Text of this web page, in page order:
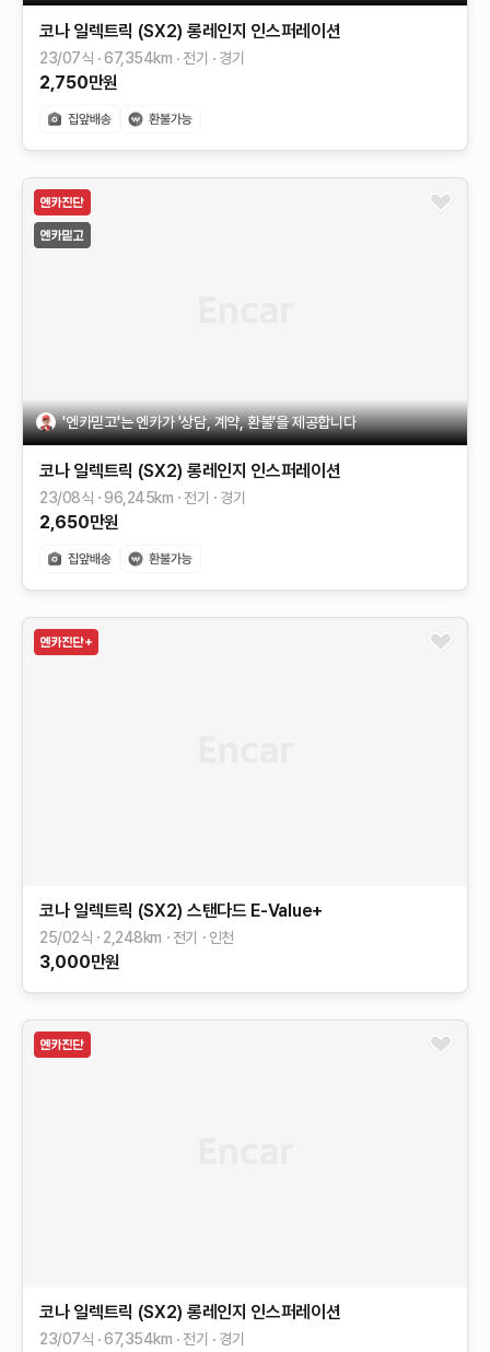
코나 일렉트릭 (SX2) 롱레인지 인스퍼레이션
23/07식 67,354km 전기 경기
2,750만원
'엔카믿고'는 엔카가 '상담, 계약, 환불'을 제공합니다
코나 일렉트릭 (SX2) 롱레인지 인스퍼레이션
23/08식 96,245km 전기 경기
2,650만원
코나 일렉트릭 (SX2) 스탠다드 E-Value+
25/02식 2,248km 전기 인천
3,000만원
코나 일렉트릭 (SX2) 롱레인지 인스퍼레이션
23/07식 67,354km 전기 경기